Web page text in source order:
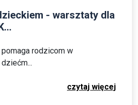
- warsztaty dla
rodzicom w
czytaj więcej